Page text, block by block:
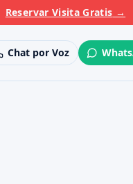
Reservar Visita Gratis →
Chat por Voz